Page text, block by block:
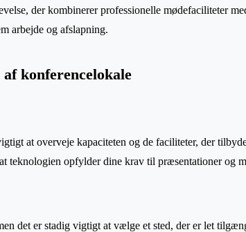
der kombinerer professionelle mødefaciliteter
arbejde og afslapning.
konferencelokale
at overveje kapaciteten og de faciliteter, der
teknologien opfylder dine krav til præsentationer og
det er stadig vigtigt at vælge et sted, der er let